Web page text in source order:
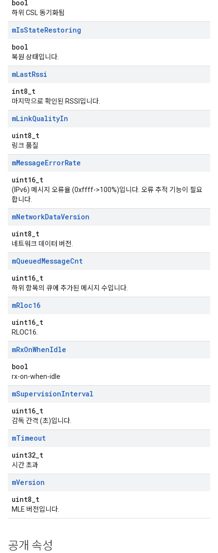
bool
하위 CSL 동기화됨
mIsStateRestoring
bool
복원 상태입니다.
mLastRssi
int8_t
마지막으로 확인된 RSSI입니다.
mLinkQualityIn
uint8_t
링크 품질
mMessageErrorRate
uint16_t
(IPv6) 메시지 오류율 (0xffff->100%)입니다. 오류 추적 기능이 필요
합니다.
mNetworkDataVersion
uint8_t
네트워크 데이터 버전.
mQueuedMessageCnt
uint16_t
하위 항목의 큐에 추가된 메시지 수입니다.
mRloc16
uint16_t
RLOC16.
mRxOnWhenIdle
bool
rx-on-when-idle
mSupervisionInterval
uint16_t
감독 간격 (초)입니다.
mTimeout
uint32_t
시간 초과
mVersion
uint8_t
MLE 버전입니다.
공개 속성